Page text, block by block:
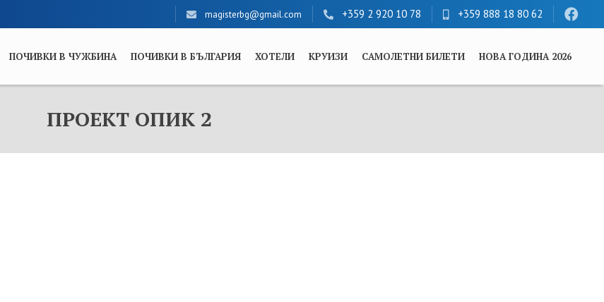
magisterbg@gmail.com +359 2 920 10 78 +359 888 18 80 62
ПОЧИВКИ В ЧУЖБИНА ПОЧИВКИ В БЪЛГАРИЯ ХОТЕЛИ КРУИЗИ САМОЛЕТНИ БИЛЕТИ НОВА ГОДИНА 2026
ПРОЕКТ ОПИК 2